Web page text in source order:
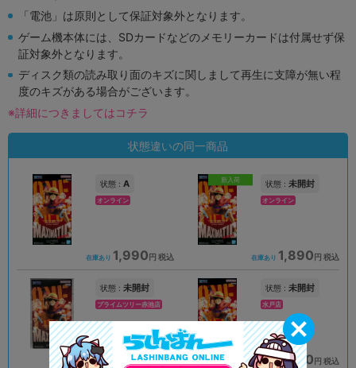
「電池」は原則として保証対象外となります。
ゲーム機本体には、SDカードなどのメモリーカードは付属せず保
証対象外となります。
ディスク類の読み取り面のキズに関しまして再生に支障が無い程
度のキズがある場合がございます。
※詳細につきましてはコチラ
状態違いの同一商品
状態 : A
オンライン
在庫あり 1,990円 税込
新入荷 状態 : 未開封
オンライン
在庫あり 1,890円 税込
状態 : 未開封
プライムツリー赤池店
在庫あり 1,690円 税込
状態 : 未開封
水戸店
在庫あり 1,390円 税込